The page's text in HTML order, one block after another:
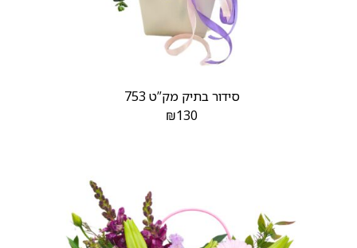
סידור בתיק מק”ט 753
₪130